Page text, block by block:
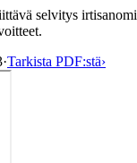
selvitys
·Tarkista PDF:stä›